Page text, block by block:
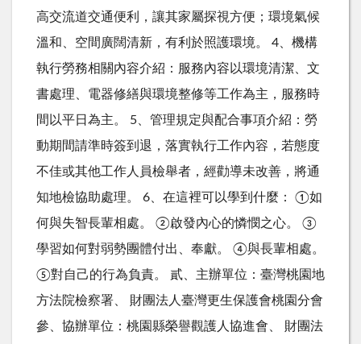
高交流道交通便利，讓其家屬探視方便；環境氣候
溫和、空間廣闊清新，有利於照護環境。 4、機構
執行勞務相關內容介紹：服務內容以環境清潔、文
書處理、電器修繕與環境整修等工作為主，服務時
間以平日為主。 5、管理規定與配合事項介紹：勞
動期間請準時簽到退，落實執行工作內容，若態度
不佳或其他工作人員檢舉者，經勸導未改善，將通
知地檢協助處理。 6、在這裡可以學到什麼： ①如
何與失智長輩相處。 ②啟發內心的憐憫之心。 ③
學習如何對弱勢團體付出、奉獻。 ④與長輩相處。
⑤對自己的行為負責。 貳、主辦單位：臺灣桃園地
方法院檢察署、 財團法人臺灣更生保護會桃園分會
參、協辦單位：桃園縣榮譽觀護人協進會、 財團法